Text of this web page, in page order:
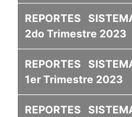
REPORTES
2do Trimestre 2023
REPORTES
1er Trimestre 2023
REPORTES